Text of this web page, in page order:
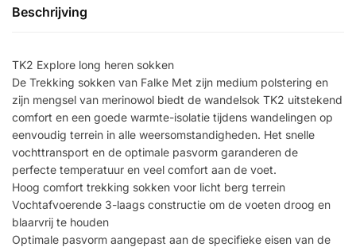
Beschrijving
TK2 Explore long heren sokken
De Trekking sokken van Falke Met zijn medium polstering en
zijn mengsel van merinowol biedt de wandelsok TK2 uitstekend
comfort en een goede warmte-isolatie tijdens wandelingen op
eenvoudig terrein in alle weersomstandigheden. Het snelle
vochttransport en de optimale pasvorm garanderen de
perfecte temperatuur en veel comfort aan de voet.
Hoog comfort trekking sokken voor licht berg terrein
Vochtafvoerende 3-laags constructie om de voeten droog en
blaarvrij te houden
Optimale pasvorm aangepast aan de specifieke eisen van de